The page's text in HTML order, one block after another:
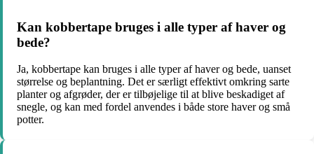
Kan kobbertape bruges i alle typer af haver og
bede?
Ja, kobbertape kan bruges i alle typer af haver og bede, uanset
størrelse og beplantning. Det er særligt effektivt omkring sarte
planter og afgrøder, der er tilbøjelige til at blive beskadiget af
snegle, og kan med fordel anvendes i både store haver og små
potter.